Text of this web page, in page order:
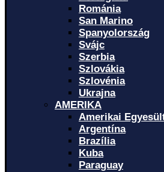
Románia
San Marino
Spanyolország
Svájc
Szerbia
Szlovákia
Szlovénia
Ukrajna
AMERIKA
Amerikai
Argentína
Brazília
Kuba
Paraguay